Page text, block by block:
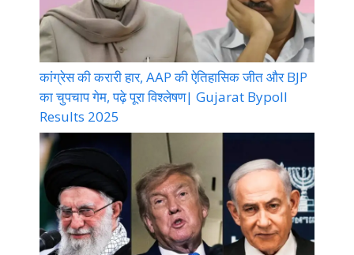
कांग्रेस की करारी हार, AAP की ऐतिहासिक जीत और BJP
का चुपचाप गेम, पढ़े पूरा विश्लेषण| Gujarat Bypoll
Results 2025